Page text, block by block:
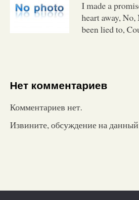
I made a
heart away, No,
been lied to,
Нет комментариев
Комментариев нет.
Извините, обсуждение на